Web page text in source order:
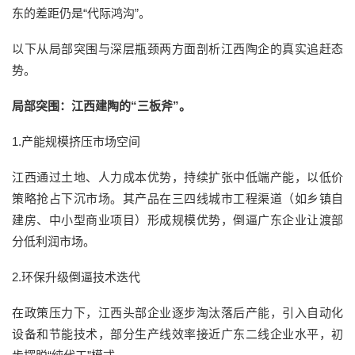
东的差距仍是“代际鸿沟”。
以下从局部突围与深层瓶颈两方面剖析江西陶企的真实追赶态
势。
局部突围：江西建陶的“三板斧”。
1.产能规模挤压市场空间
江西通过土地、人力成本优势，持续扩张中低端产能，以低价
策略抢占下沉市场。其产品在三四线城市工程渠道（如乡镇自
建房、中小型商业项目）形成规模优势，倒逼广东企业让渡部
分低利润市场。
2.环保升级倒逼技术迭代
在政策压力下，江西头部企业逐步淘汰落后产能，引入自动化
设备和节能技术，部分生产线效率接近广东二线企业水平，初